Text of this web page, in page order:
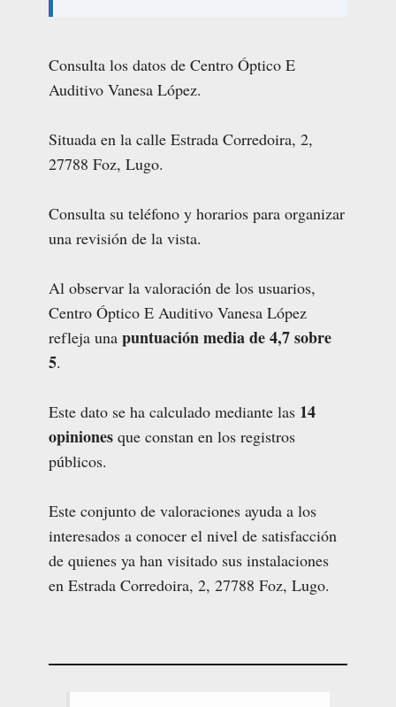
Consulta los datos de Centro Óptico E
Auditivo Vanesa López.
Situada en la calle Estrada Corredoira, 2,
27788 Foz, Lugo.
Consulta su teléfono y horarios para organizar
una revisión de la vista.
Al observar la valoración de los usuarios,
Centro Óptico E Auditivo Vanesa López
refleja una puntuación media de 4,7 sobre
5.
Este dato se ha calculado mediante las 14
opiniones que constan en los registros
públicos.
Este conjunto de valoraciones ayuda a los
interesados a conocer el nivel de satisfacción
de quienes ya han visitado sus instalaciones
en Estrada Corredoira, 2, 27788 Foz, Lugo.